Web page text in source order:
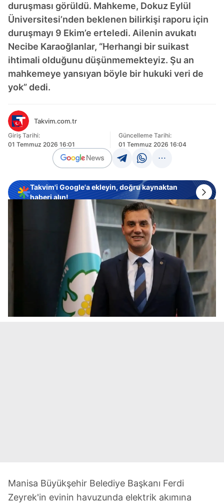
duruşması görüldü. Mahkeme, Dokuz Eylül
Üniversitesi’nden beklenen bilirkişi raporu için
duruşmayı 9 Ekim’e erteledi. Ailenin avukatı
Necibe Karaoğlanlar, “Herhangi bir suikast
ihtimali olduğunu düşünmemekteyiz. Şu an
mahkemeye yansıyan böyle bir hukuki veri de
yok” dedi.
Takvim.com.tr
Giriş Tarihi:
01 Temmuz 2026 16:01
Güncelleme Tarihi:
01 Temmuz 2026 16:04
Takvim'i Google'a ekleyin, doğru kaynaktan
haberi alın!
Manisa Büyükşehir Belediye Başkanı Ferdi
Zeyrek'in evinin havuzunda elektrik akımına